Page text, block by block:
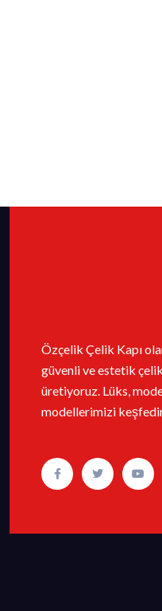
Özçelik Çelik Kapı
güvenli ve estetik
üretiyoruz. Lüks,
modellerimizi